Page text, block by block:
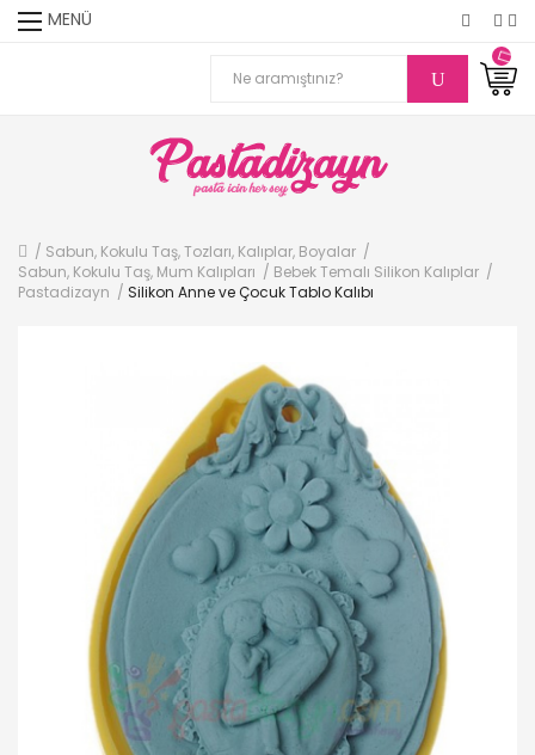
MENÜ
Sabun, Kokulu Taş, Tozları, Kalıplar, Boyalar
Sabun, Kokulu Taş, Mum Kalıpları
Bebek Temalı Silikon Kalıplar
Pastadizayn
Silikon Anne ve Çocuk Tablo Kalıbı